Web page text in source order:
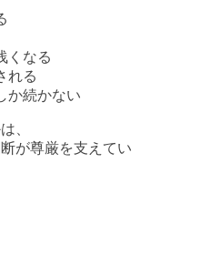
くなる
れる
か続かない
、
が尊厳を支えてい